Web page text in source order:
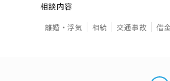
相談内容
離婚・浮気 相続 交通事故 借